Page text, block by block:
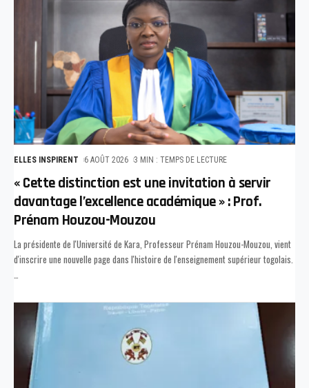
ELLES INSPIRENT 6 AOÛT 2026 3 MIN : TEMPS DE LECTURE
« Cette distinction est une invitation à servir
davantage l’excellence académique » : Prof.
Prénam Houzou-Mouzou
La présidente de l'Université de Kara, Professeur Prénam Houzou-Mouzou, vient
d'inscrire une nouvelle page dans l'histoire de l'enseignement supérieur togolais.